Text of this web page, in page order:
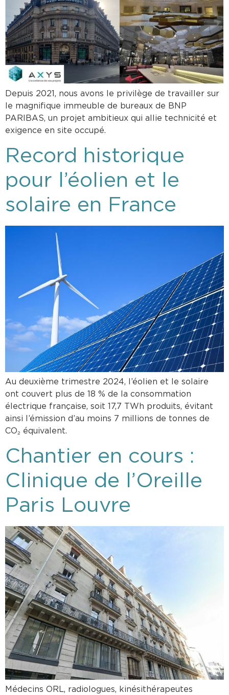
Depuis 2021, nous avons le privilège de travailler sur
le magnifique immeuble de bureaux de BNP
PARIBAS, un projet ambitieux qui allie technicité et
exigence en site occupé.
Record historique
pour l’éolien et le
solaire en France
Au deuxième trimestre 2024, l’éolien et le solaire
ont couvert plus de 18 % de la consommation
électrique française, soit 17,7 TWh produits, évitant
ainsi l’émission d’au moins 7 millions de tonnes de
CO₂ équivalent.
Chantier en cours :
Clinique de l’Oreille
Paris Louvre
Médecins ORL, radiologues, kinésithérapeutes